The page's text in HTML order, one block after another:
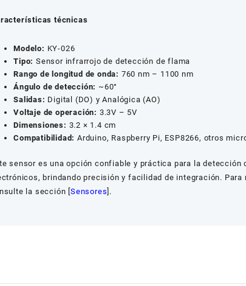
técnicas
Modelo: KY-026
Tipo: Sensor infrarrojo de detección de flama
Rango de longitud de onda: 760 nm – 1100 nm
Ángulo de detección: ~60°
Salidas: Digital (DO) y Analógica (AO)
Voltaje de operación: 3.3V – 5V
Dimensiones: 3.2 × 1.4 cm
Compatibilidad: Arduino, Raspberry Pi, ESP8266, otros
sensor es una opción confiable y práctica para la detección
brindando precisión y facilidad de integración.
la sección [Sensores].